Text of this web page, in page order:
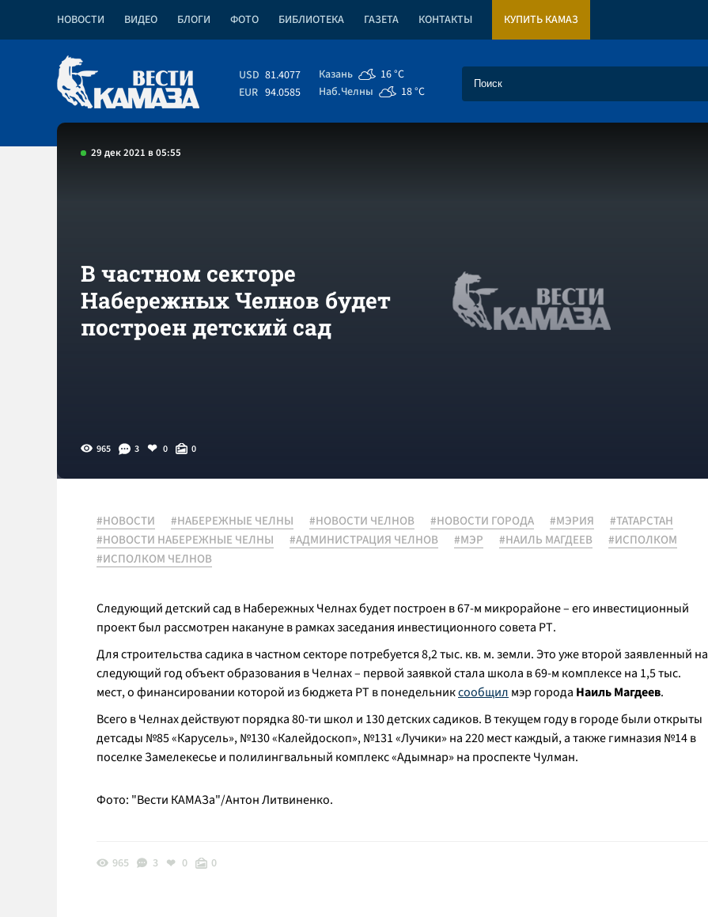
НОВОСТИ ВИДЕО БЛОГИ ФОТО БИБЛИОТЕКА ГАЗЕТА КОНТАКТЫ КУПИТЬ КАМАЗ
USD 81.4077
EUR 94.0585
Казань
16 °C
Наб.Челны
18 °C
29 дек 2021 в 05:55
В частном секторе
Набережных Челнов будет
построен детский сад
965 3 0 0
#НОВОСТИ #НАБЕРЕЖНЫЕ ЧЕЛНЫ #НОВОСТИ ЧЕЛНОВ #НОВОСТИ ГОРОДА #МЭРИЯ
#ТАТАРСТАН
#НОВОСТИ НАБЕРЕЖНЫЕ ЧЕЛНЫ
#АДМИНИСТРАЦИЯ ЧЕЛНОВ #МЭР #НАИЛЬ МАГДЕЕВ
#ИСПОЛКОМ
#ИСПОЛКОМ ЧЕЛНОВ
Следующий детский сад в Набережных Челнах будет построен в 67-м микрорайоне – его инвестиционный
проект был рассмотрен накануне в рамках заседания инвестиционного совета РТ.
Для строительства садика в частном секторе потребуется 8,2 тыс. кв. м. земли. Это уже второй заявленный на
следующий год объект образования в Челнах – первой заявкой стала школа в 69-м комплексе на 1,5 тыс.
мест, о финансировании которой из бюджета РТ в понедельниксообщил мэр города Наиль Магдеев.
Всего в Челнах действуют порядка 80-ти школ и 130 детских садиков. В текущем году в городе были открыты
детсады №85 «Карусель», №130 «Калейдоскоп», №131 «Лучики» на 220 мест каждый, а также гимназия №14 в
поселке Замелекесье и полилингвальный комплекс «Адымнар» на проспекте Чулман.
Фото: "Вести КАМАЗа"/Антон Литвиненко.
965 3 0 0